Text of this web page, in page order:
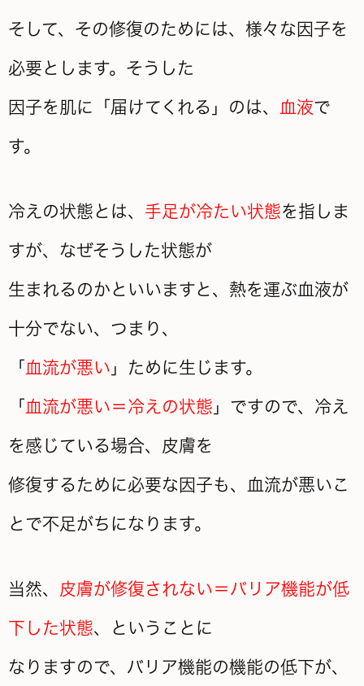
そして、その修復のためには、様々な因子を
必要とします。そうした
因子を肌に「届けてくれる」のは、 血液で
す。
冷えの状態とは、 手足が冷たい状態を指しま
すが、なぜそうした状態が
生まれるのかといいますと、熱を運ぶ血液が
十分でない、つまり、
「 血流が悪い 」ために生じます。
「 血流が悪い＝冷えの状態 」ですので、冷え
を感じている場合、皮膚を
修復するために必要な因子も、血流が悪いこ
とで不足がちになります。
当然、 皮膚が修復されない＝バリア機能が低
下した状態、ということに
なりますので、バリア機能の機能の低下が、